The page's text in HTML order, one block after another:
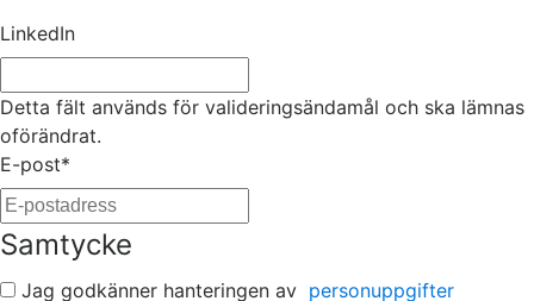
LinkedIn
Detta fält används för valideringsändamål och ska lämnas
oförändrat.
E-post*
Samtycke
Jag godkänner hanteringen av personuppgifter